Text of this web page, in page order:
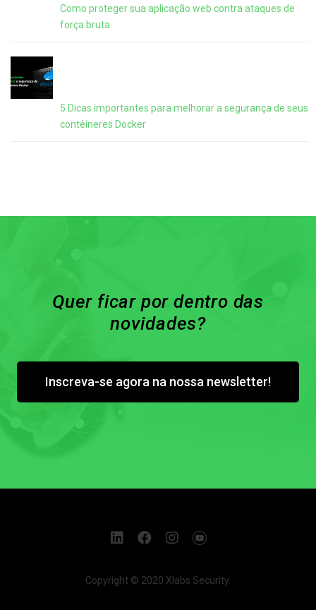
Como proteger sua aplicação web contra ataques de
força bruta
5 Dicas importantes para melhorar a segurança de seus
contêineres Docker
Quer ficar por dentro das
novidades?
Inscreva-se agora na nossa newsletter!
Copyright © 2020 Xlabs Security.